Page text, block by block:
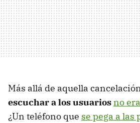
Más allá de aquella
escuchar a los usuariosno
¿Un teléfono que se pega a las